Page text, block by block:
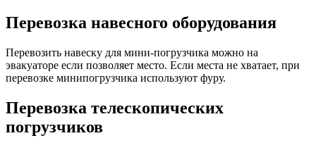
Перевозка навесного оборудования
Перевозить навеску для мини-погрузчика можно на
эвакуаторе если позволяет место. Если места не хватает, при
перевозке минипогрузчика используют фуру.
Перевозка телескопических
погрузчиков